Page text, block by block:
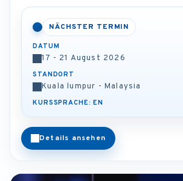
NÄCHSTER TERMIN
DATUM
17 - 21 August 2026
STANDORT
Kuala lumpur - Malaysia
KURSSPRACHE: EN
Details ansehen